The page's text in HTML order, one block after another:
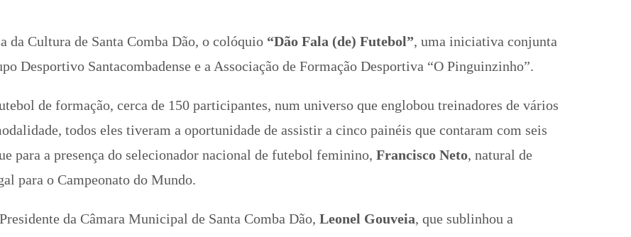
da Cultura de Santa Comba Dão, o colóquio“Dão Fala (de) Futebol”, uma iniciativa conjunta
Desportivo Santacombadense e a Associação de Formação Desportiva “O Pinguinzinho”.
de formação, cerca de 150 participantes, num universo que englobou treinadores de vários
todos eles tiveram a oportunidade de assistir a cinco painéis que contaram com seis
para a presença do selecionador nacional de futebol feminino, Francisco Neto, natural de
para o Campeonato do Mundo.
da Câmara Municipal de Santa Comba Dão, Leonel Gouveia, que sublinhou a